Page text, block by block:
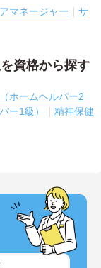
マネージャー
サ
資格から探す
ホームヘルパー2
ー1級）
精神保健